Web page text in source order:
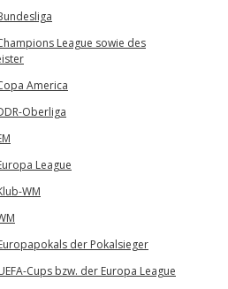
League sowie des
America
Oberliga
League
WM
der Pokalsieger
Cups bzw. der Europa League